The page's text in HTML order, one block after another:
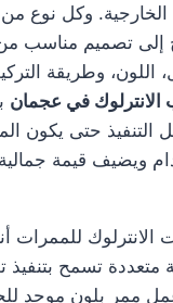
وكل نوع
إلى تصميم مناسب
اللون، وطريقة
الانترلوك في عجمان
التنفيذ حتى يكون
ويضيف قيمة
للممرات
متعددة تسمح
ممر بلون موحد